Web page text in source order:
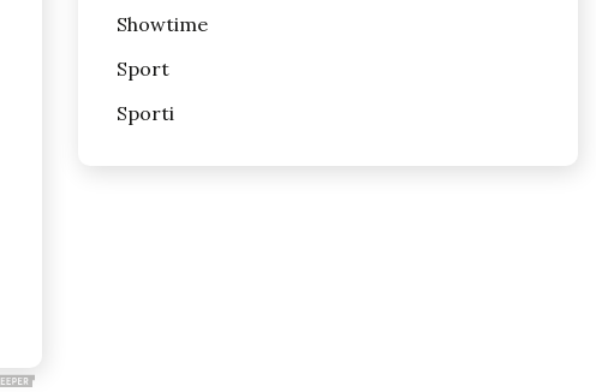
Showtime
Sport
Sporti